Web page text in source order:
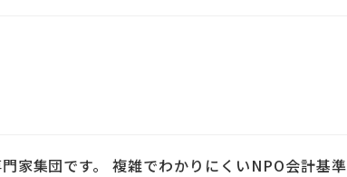
家集団です。 複雑でわかりにくいNPO会計基準